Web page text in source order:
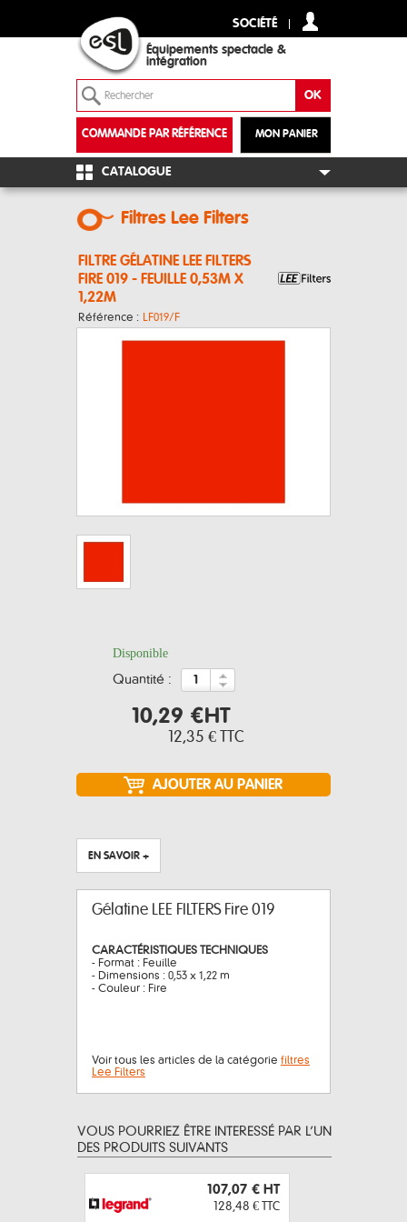
SOCIÉTÉ
Équipements spectacle &
intégration
MON PANIER
COMMANDE PAR RÉFÉRENCE
+
CATALOGUE
Filtres Lee Filters
FILTRE GÉLATINE LEE FILTERS
FIRE 019 - FEUILLE 0,53M X
1,22M
Référence : LF019/F
Disponible
quantité :
10,29 €HT
12,35 € TTC
EN SAVOIR +
Gélatine LEE FILTERS Fire 019
CARACTÉRISTIQUES TECHNIQUES
- Format : Feuille
- Dimensions : 0,53 x 1,22 m
- Couleur : Fire
Voir tous les articles de la catégorie filtres
Lee Filters
VOUS POURRIEZ ÊTRE INTERESSÉ PAR L’UN
DES PRODUITS SUIVANTS
107,07 € HT
128,48 € TTC